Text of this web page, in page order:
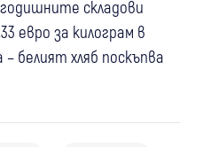
складови
евро за килограм в
белият хляб поскъпва
сребърна
пред
промените за